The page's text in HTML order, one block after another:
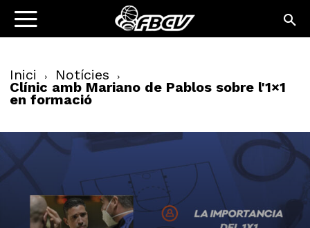
Inici Notícies
Clínic amb Mariano de Pablos sobre l'1×1
en formació